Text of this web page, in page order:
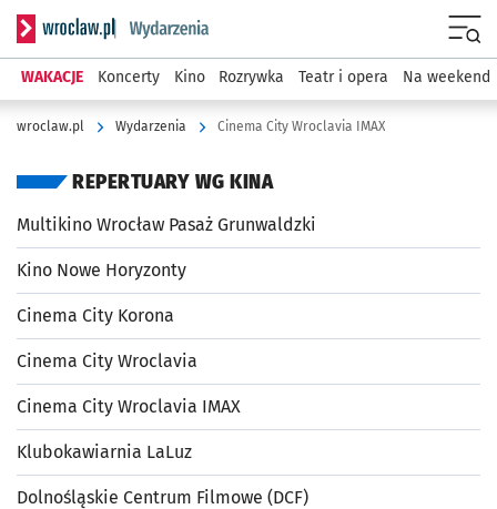
Serwis informacyjny wroclaw.pl podserwis: Wydarzenia
WAKACJE Koncerty Kino Rozrywka Teatr i opera Na weekend
wroclaw.pl Wydarzenia Cinema City Wroclavia IMAX
REPERTUARY WG KINA
Multikino Wrocław Pasaż Grunwaldzki
Kino Nowe Horyzonty
Cinema City Korona
Cinema City Wroclavia
Cinema City Wroclavia IMAX
Klubokawiarnia LaLuz
Dolnośląskie Centrum Filmowe (DCF)